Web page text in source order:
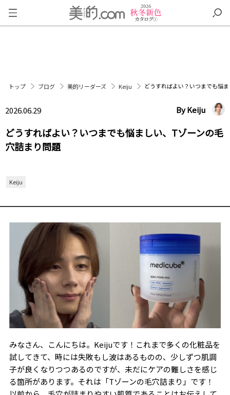
トップ ブログ 美的リーダーズ Keiju どうすればよい？いつまでも悩
2026.06.29 By Keiju
どうすればよい？いつまでも悩ましい、Tゾーンの毛
穴詰まり問題
Keiju
みなさん、こんにちは。Keijuです！これまで多くの化粧品を
試してきて、時には失敗もし波はあるものの、少しずつ肌調
子が良くなりつつあるのですが、未だにケアの難しさを感じ
る箇所があります。それは「Tゾーンの毛穴詰まり」です！